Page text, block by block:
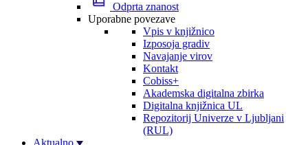
Odprta znanost
Uporabne povezave
Vpis v knjižnico
Izposoja gradiv
Navajanje virov
Kontakt
Cobiss+
Akademska digitalna zbirka
Digitalna knjižnica UL
Repozitorij Univerze v Ljubljani
(RUL)
Aktualno